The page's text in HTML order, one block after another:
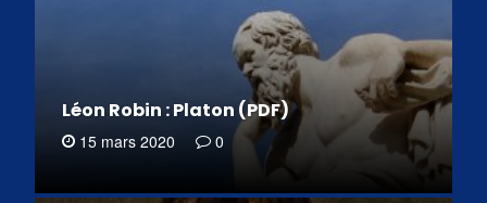
Léon Robin : Platon (PDF)
15 mars 2020 0